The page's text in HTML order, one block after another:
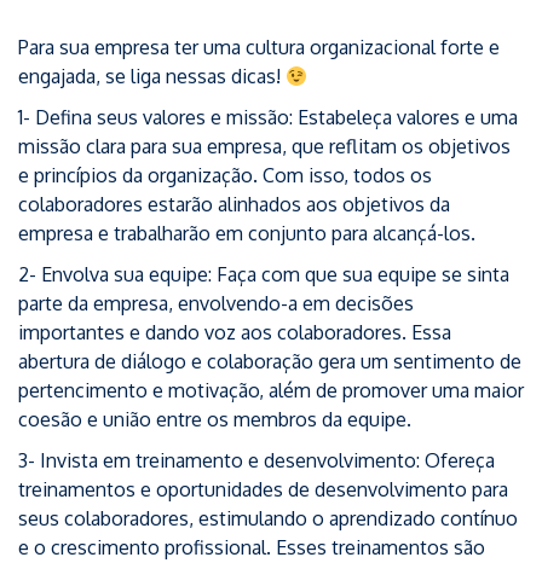
Para sua empresa ter uma cultura organizacional forte e
engajada, se liga nessas dicas!
1- Defina seus valores e missão: Estabeleça valores e uma
missão clara para sua empresa, que reflitam os objetivos
e princípios da organização. Com isso, todos os
colaboradores estarão alinhados aos objetivos da
empresa e trabalharão em conjunto para alcançá-los.
2- Envolva sua equipe: Faça com que sua equipe se sinta
parte da empresa, envolvendo-a em decisões
importantes e dando voz aos colaboradores. Essa
abertura de diálogo e colaboração gera um sentimento de
pertencimento e motivação, além de promover uma maior
coesão e união entre os membros da equipe.
3- Invista em treinamento e desenvolvimento: Ofereça
treinamentos e oportunidades de desenvolvimento para
seus colaboradores, estimulando o aprendizado contínuo
e o crescimento profissional. Esses treinamentos são